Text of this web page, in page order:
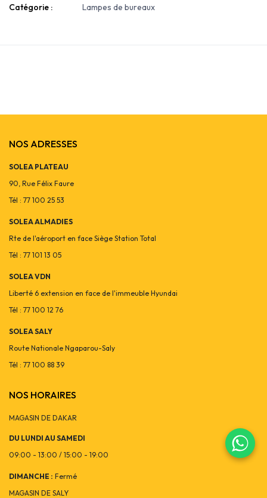
Catégorie : Lampes de bureaux
NOS ADRESSES
SOLEA PLATEAU
90, Rue Félix Faure
Tél : 77 100 25 53
SOLEA ALMADIES
Rte de l'aéroport en face Siège Station Total
Tél : 77 101 13 05
SOLEA VDN
Liberté 6 extension en face de l'immeuble Hyundai
Tél : 77 100 12 76
SOLEA SALY
Route Nationale Ngaparou-Saly
Tél : 77 100 88 39
NOS HORAIRES
MAGASIN DE DAKAR
DU LUNDI AU SAMEDI
09:00 - 13:00 / 15:00 - 19:00
DIMANCHE : Fermé
MAGASIN DE SALY